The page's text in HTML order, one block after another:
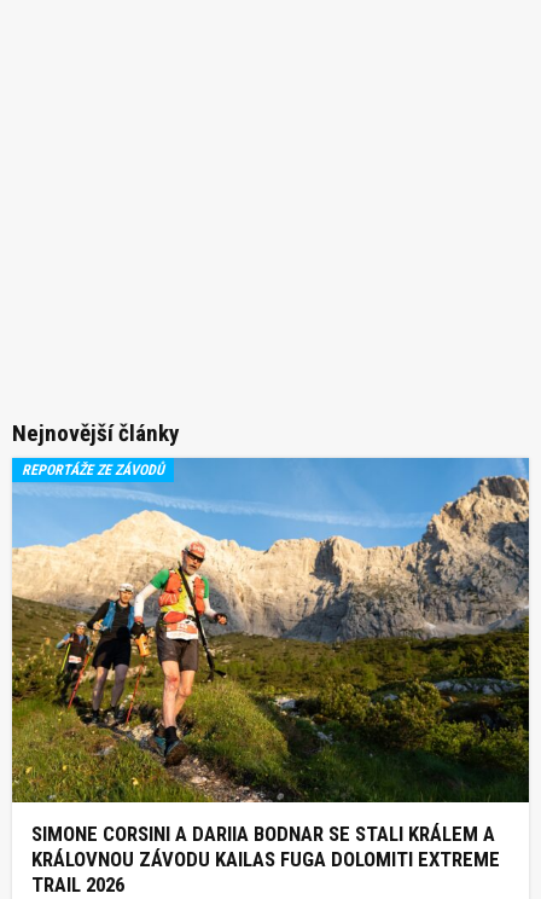
Nejnovější články
REPORTÁŽE ZE ZÁVODŮ
SIMONE CORSINI A DARIIA BODNAR SE STALI KRÁLEM A
KRÁLOVNOU ZÁVODU KAILAS FUGA DOLOMITI EXTREME
TRAIL 2026